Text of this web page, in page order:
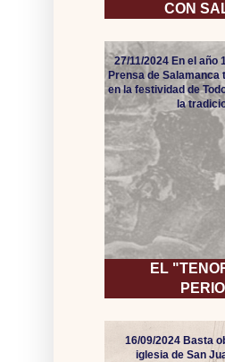
CON
EL
27/11/2024 En el año
Prensa de
en la festividad de
la
16/09/2024 Basta
iglesia de San